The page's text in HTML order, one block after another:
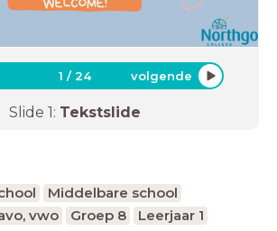
1 /24 volgende
Slide 1: Tekstslide
Middelbare school
vwo
Groep 8 Leerjaar 1